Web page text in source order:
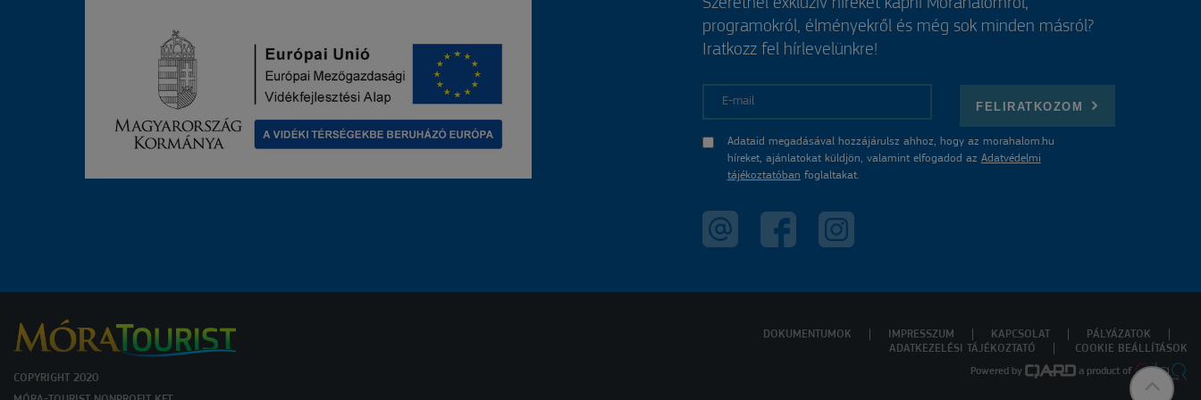
Szeretnél exkluzív híreket kapni Mórahalomról,
programokról, élményekről és még sok minden másról?
Iratkozz fel hírlevelünkre!
FELIRATKOZOM
Adataid megadásával hozzájárulsz ahhoz, hogy az morahalom.hu
híreket, ajánlatokat küldjön, valamint elfogadod az Adatvédelmi
tájékoztatóban foglaltakat.
COPYRIGHT 2020
DOKUMENTUMOK IMPRESSZUM KAPCSOLAT
PÁLYÁZATOK
ADATKEZELÉSI TÁJÉKOZTATÓ
COOKIE BEÁLLÍTÁSOK
Powered by a product of